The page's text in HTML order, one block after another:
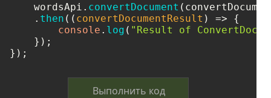
    wordsApi.
convertDocument
    .
then ( ( convertDocumentResult ) => {
console . log ( "Result of
    });
});
Выполнить код